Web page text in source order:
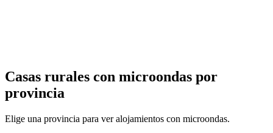
Casas rurales con microondas por
provincia
Elige una provincia para ver alojamientos con microondas.